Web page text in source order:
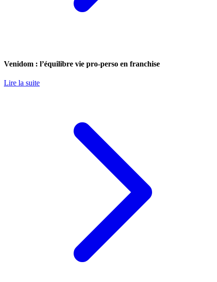
Venidom : l’équilibre vie pro-perso en franchise
Lire la suite